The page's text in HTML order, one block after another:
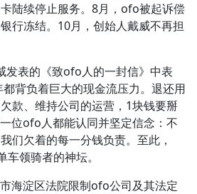
陆续停止服务。8月，ofo被起诉偿
行冻结。10月，创始人戴威不再担
发表的《致ofo人的一封信》中表
背负着巨大的现金流压力。退还用
款、维持公司的运营，1块钱要掰
位ofo人都能认同并坚定信念：不
们欠着的每一分钱负责。至此，
领骑者的神坛。
海淀区法院限制ofo公司及其法定